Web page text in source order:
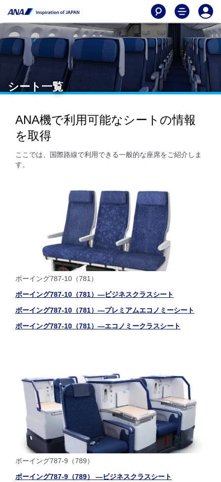
シート一覧
ANA機で利用可能なシートの情報
を取得
ここでは、国際路線で利用できる一般的な座席をご紹介しま
す。
ボーイング787-10（781）
ボーイング787-10（781）―ビジネスクラスシート
ボーイング787-10（781）―プレミアムエコノミーシート
ボーイング787-10（781）―エコノミークラスシート
ボーイング787-9（789）
ボーイング787-9（789） ―ビジネスクラスシート